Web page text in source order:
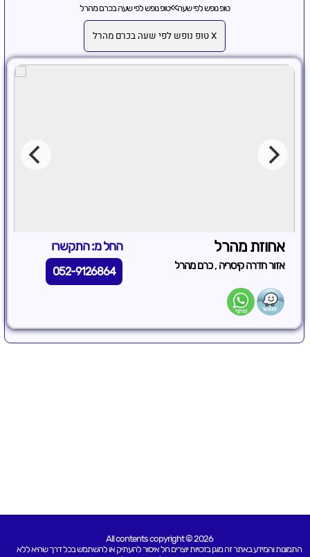
טופ נופש לפי שעה>>טופ נופש לפי שעה בכרם מהרל
X טופ נופש לפי שעה בכרם מהרל
אחוזת מהרל החל מ: התקשרו
אזור חדרה קיסריה ,כרם מהרל 052-9126864
All contents copyright © 2026
התמונות והמידע באתר זה מוגן בזכויות יוצרים חל איסור להעתיק או להשתמש בכל דרך שהיא ללא